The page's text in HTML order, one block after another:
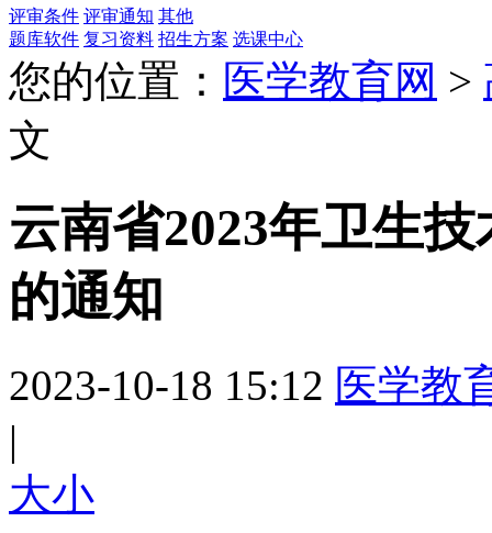
评审条件 评审通知 其他
题库软件 复习资料 招生方案 选课中心
您的位置： 医学教育网 >
文
云南省2023年卫生
的通知
2023-10-18 15:12 医学教
|
大小